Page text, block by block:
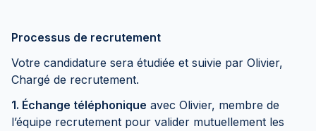
Processus de recrutement
Votre candidature sera étudiée et suivie par Olivier,
Chargé de recrutement.
1. Échange téléphonique avec Olivier, membre de
l’équipe recrutement pour valider mutuellement les